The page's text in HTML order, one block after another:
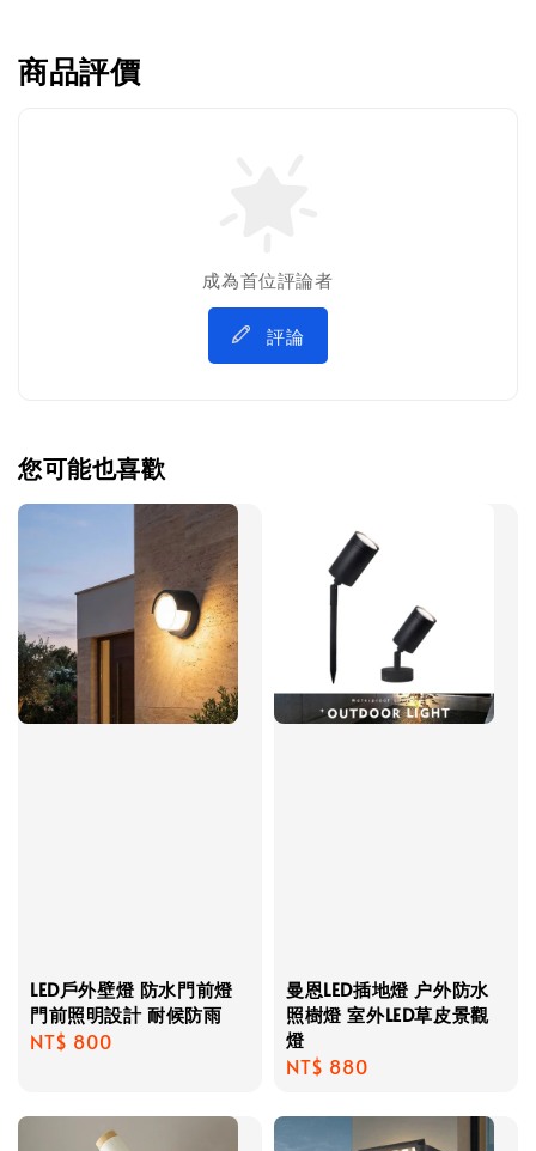
商品評價
成為首位評論者
評論
您可能也喜歡
LED戶外壁燈 防水門前燈
門前照明設計 耐候防雨
Regular
NT$ 800
曼恩LED插地燈 户外防水
照樹燈 室外LED草皮景觀
燈
Regular
NT$ 880